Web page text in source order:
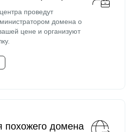
проведут
домена о
цене и организуют
похожего домена